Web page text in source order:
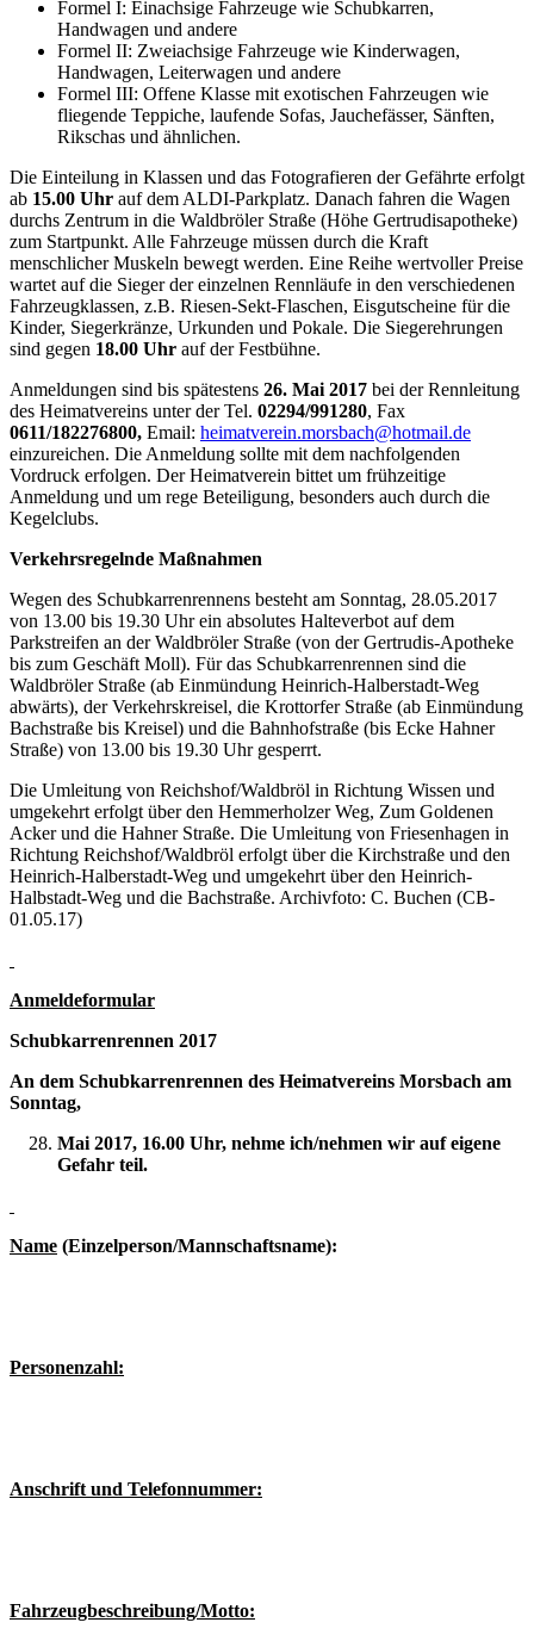
Formel I: Einachsige Fahrzeuge wie Schubkarren,
Handwagen und andere
Formel II: Zweiachsige Fahrzeuge wie Kinderwagen,
Handwagen, Leiterwagen und andere
Formel III: Offene Klasse mit exotischen Fahrzeugen wie
fliegende Teppiche, laufende Sofas, Jauchefässer, Sänften,
Rikschas und ähnlichen.
Die Einteilung in Klassen und das Fotografieren der Gefährte erfolgt
ab 15.00 Uhr auf dem ALDI-Parkplatz. Danach fahren die Wagen
durchs Zentrum in die Waldbröler Straße (Höhe Gertrudisapotheke)
zum Startpunkt. Alle Fahrzeuge müssen durch die Kraft
menschlicher Muskeln bewegt werden. Eine Reihe wertvoller Preise
wartet auf die Sieger der einzelnen Rennläufe in den verschiedenen
Fahrzeugklassen, z.B. Riesen-Sekt-Flaschen, Eisgutscheine für die
Kinder, Siegerkränze, Urkunden und Pokale. Die Siegerehrungen
sind gegen 18.00 Uhr auf der Festbühne.
Anmeldungen sind bis spätestens 26. Mai 2017 bei der Rennleitung
des Heimatvereins unter der Tel. 02294/991280, Fax
0611/182276800, Email: heimatverein.morsbach@hotmail.de
einzureichen. Die Anmeldung sollte mit dem nachfolgenden
Vordruck erfolgen. Der Heimatverein bittet um frühzeitige
Anmeldung und um rege Beteiligung, besonders auch durch die
Kegelclubs.
Verkehrsregelnde Maßnahmen
Wegen des Schubkarrenrennens besteht am Sonntag, 28.05.2017
von 13.00 bis 19.30 Uhr ein absolutes Halteverbot auf dem
Parkstreifen an der Waldbröler Straße (von der Gertrudis-Apotheke
bis zum Geschäft Moll). Für das Schubkarrenrennen sind die
Waldbröler Straße (ab Einmündung Heinrich-Halberstadt-Weg
abwärts), der Verkehrskreisel, die Krottorfer Straße (ab Einmündung
Bachstraße bis Kreisel) und die Bahnhofstraße (bis Ecke Hahner
Straße) von 13.00 bis 19.30 Uhr gesperrt.
Die Umleitung von Reichshof/Waldbröl in Richtung Wissen und
umgekehrt erfolgt über den Hemmerholzer Weg, Zum Goldenen
Acker und die Hahner Straße. Die Umleitung von Friesenhagen in
Richtung Reichshof/Waldbröl erfolgt über die Kirchstraße und den
Heinrich-Halberstadt-Weg und umgekehrt über den Heinrich-
Halbstadt-Weg und die Bachstraße. Archivfoto: C. Buchen (CB-
01.05.17)
Anmeldeformular
Schubkarrenrennen 2017
An dem Schubkarrenrennen des Heimatvereins Morsbach am
Sonntag,
Mai 2017, 16.00 Uhr, nehme ich/nehmen wir auf eigene
Gefahr teil.
Name (Einzelperson/Mannschaftsname):
Personenzahl:
Anschrift und Telefonnummer:
Fahrzeugbeschreibung/Motto: